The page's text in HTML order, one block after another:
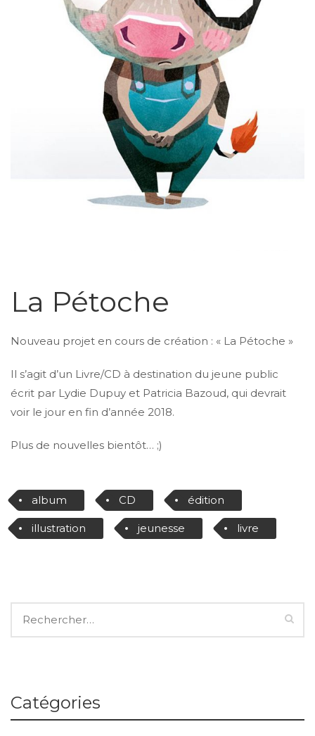
La Pétoche
Nouveau projet en cours de création : « La Pétoche »
Il s’agit d’un Livre/CD à destination du jeune public
écrit par Lydie Dupuy et Patricia Bazoud, qui devrait
voir le jour en fin d’année 2018.
Plus de nouvelles bientôt… ;)
album CD édition
illustration jeunesse livre
Catégories